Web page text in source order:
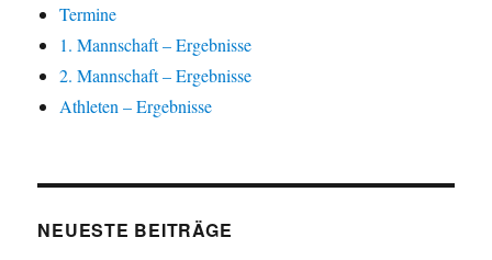
Termine
1. Mannschaft – Ergebnisse
2. Mannschaft – Ergebnisse
Athleten – Ergebnisse
NEUESTE BEITRÄGE